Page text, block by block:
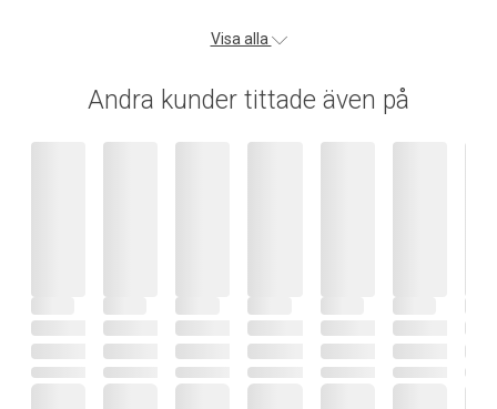
Visa alla
Andra kunder tittade även på